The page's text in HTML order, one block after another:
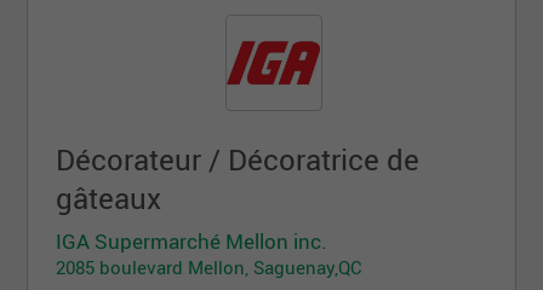
Décorateur / Décoratrice de
gâteaux
IGA Supermarché Mellon inc.
2085 boulevard Mellon, Saguenay,QC